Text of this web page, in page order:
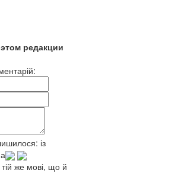
редакции
із
же мові, що й